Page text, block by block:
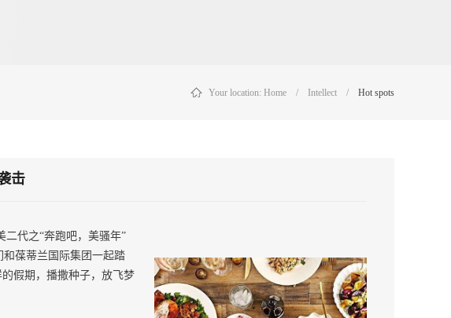
Your location: Home / Intellect / Hot spots
击
二代之“奔跑吧，美骚年”
葆蒂兰国际集团一起踏
假期，播撒种子，放飞梦